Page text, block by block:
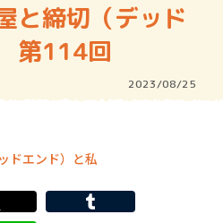
締切（デッド
第114回
2023/08/25
ドエンド）と私